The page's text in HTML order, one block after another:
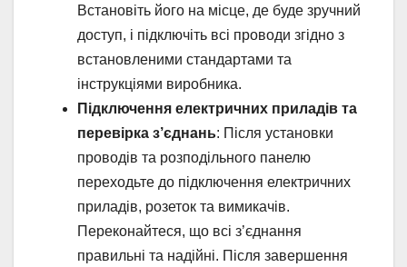
Встановіть його на місце, де буде зручний
доступ, і підключіть всі проводи згідно з
встановленими стандартами та
інструкціями виробника.
Підключення електричних приладів та
перевірка з’єднань: Після установки
проводів та розподільного панелю
переходьте до підключення електричних
приладів, розеток та вимикачів.
Переконайтеся, що всі з’єднання
правильні та надійні. Після завершення